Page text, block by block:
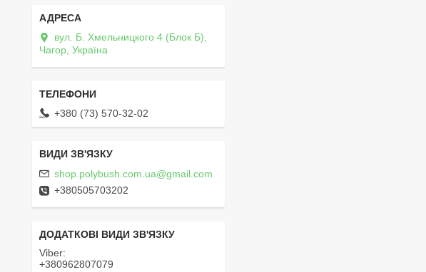
вул. Б. Хмельницкого 4 (Блок Б),
Чагор, Україна
+380 (73) 570-32-02
shop.polybush.com.ua@gmail.com
+380505703202
Viber
+380962807079